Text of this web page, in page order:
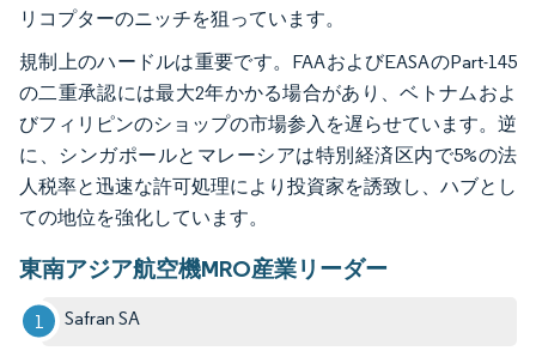
リコプターのニッチを狙っています。
規制上のハードルは重要です。FAAおよびEASAのPart-145
の二重承認には最大2年かかる場合があり、ベトナムおよ
びフィリピンのショップの市場参入を遅らせています。逆
に、シンガポールとマレーシアは特別経済区内で5%の法
人税率と迅速な許可処理により投資家を誘致し、ハブとし
ての地位を強化しています。
東南アジア航空機MRO産業リーダー
Safran SA